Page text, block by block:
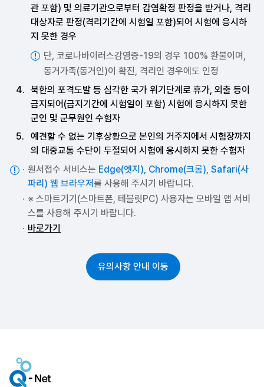
관 포함) 및 의료기관으로부터 감염확정 판정을 받거나, 격리
대상자로 판정(격리기간에 시험일 포함)되어 시험에 응시하
지 못한 경우
단, 코로나바이러스감염증-19의 경우 100% 환불이며,
동거가족(동거인)이 확진, 격리인 경우에도 인정
북한의 포격도발 등 심각한 국가 위기단계로 휴가, 외출 등이
금지되어(금지기간에 시험일이 포함) 시험에 응시하지 못한
군인 및 군무원인 수험자
예견할 수 없는 기후상황으로 본인의 거주지에서 시험장까지
의 대중교통 수단이 두절되어 시험에 응시하지 못한 수험자
원서접수 서비스는 Edge(엣지), Chrome(크롬), Safari(사
파리) 웹 브라우저를 사용해 주시기 바랍니다.
※ 스마트기기(스마트폰, 테블릿PC) 사용자는 모바일 앱 서비
스를 사용해 주시기 바랍니다.
바로가기
유의사항 안내 이동